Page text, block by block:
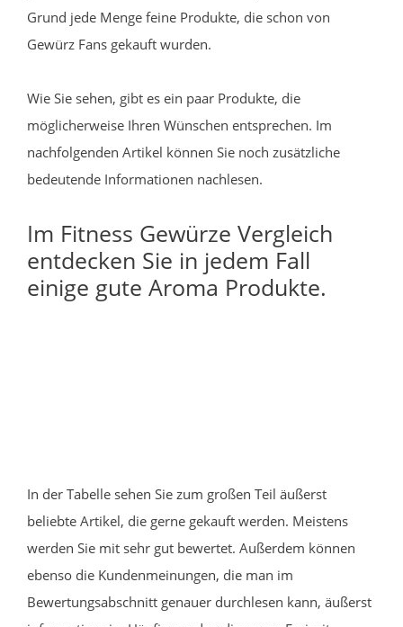
Grund jede Menge feine Produkte, die schon von
Gewürz Fans gekauft wurden.
Wie Sie sehen, gibt es ein paar Produkte, die
möglicherweise Ihren Wünschen entsprechen. Im
nachfolgenden Artikel können Sie noch zusätzliche
bedeutende Informationen nachlesen.
Im Fitness Gewürze Vergleich
entdecken Sie in jedem Fall
einige gute Aroma Produkte.
In der Tabelle sehen Sie zum großen Teil äußerst
beliebte Artikel, die gerne gekauft werden. Meistens
werden Sie mit sehr gut bewertet. Außerdem können
ebenso die Kundenmeinungen, die man im
Bewertungsabschnitt genauer durchlesen kann, äußerst